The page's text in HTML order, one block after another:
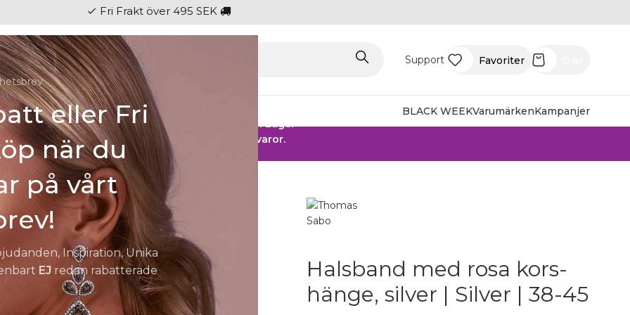
eller Fri
när du
på vårt
Inspiration, Unika
EJ redan rabatterade
check Fri Frakt över 495 SEK
Support Favoriter
RingarKlockorHerrBarnFest BLACK WEEKVarumärkenKampanjer
SMYCKENDAHLS
Rabatter på varor i Lager
25% på tusentals varor.
38-45 cm
Halsband med rosa kors-
hänge, silver | Silver | 38-45